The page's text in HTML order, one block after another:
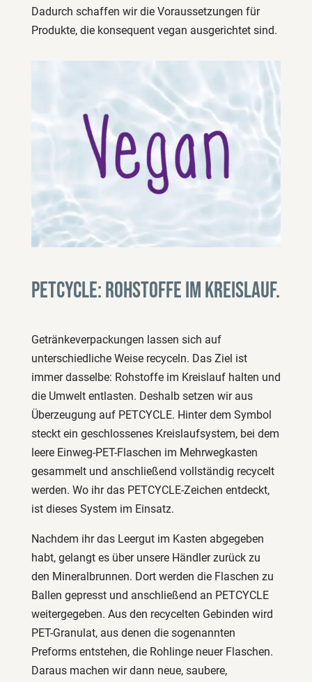
Dadurch schaffen wir die Voraussetzungen für
Produkte, die konsequent vegan ausgerichtet sind.
PETCYCLE: Rohstoffe im Kreislauf.
Getränkeverpackungen lassen sich auf
unterschiedliche Weise recyceln. Das Ziel ist
immer dasselbe: Rohstoffe im Kreislauf halten und
die Umwelt entlasten. Deshalb setzen wir aus
Überzeugung auf PETCYCLE. Hinter dem Symbol
steckt ein geschlossenes Kreislaufsystem, bei dem
leere Einweg-PET-Flaschen im Mehrwegkasten
gesammelt und anschließend vollständig recycelt
werden. Wo ihr das PETCYCLE-Zeichen entdeckt,
ist dieses System im Einsatz.
Nachdem ihr das Leergut im Kasten abgegeben
habt, gelangt es über unsere Händler zurück zu
den Mineralbrunnen. Dort werden die Flaschen zu
Ballen gepresst und anschließend an PETCYCLE
weitergegeben. Aus den recycelten Gebinden wird
PET-Granulat, aus denen die sogenannten
Preforms entstehen, die Rohlinge neuer Flaschen.
Daraus machen wir dann neue, saubere,